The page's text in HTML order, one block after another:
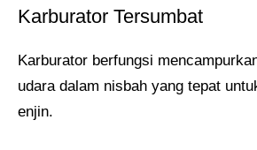
Karburator Tersumbat
Karburator berfungsi
udara dalam nisbah yang tepat
enjin.